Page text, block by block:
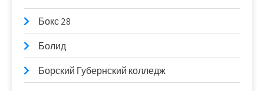
Бокс 28
Болид
Борский Губернский колледж